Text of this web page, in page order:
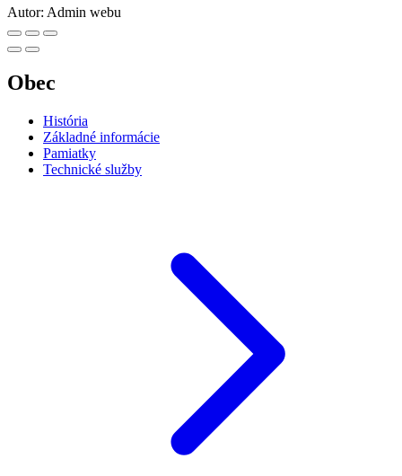
Autor: Admin webu
Obec
História
Základné informácie
Pamiatky
Technické služby